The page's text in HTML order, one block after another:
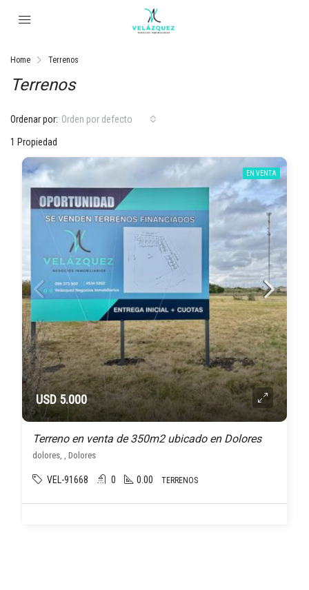
Home Terrenos
Terrenos
1 Propiedad
Ordenar por: Orden por defecto
EN VENTA
USD 5.000
Terreno en venta de 350m2 ubicado en Dolores
dolores, , Dolores
VEL-91668 0 0.00 TERRENOS